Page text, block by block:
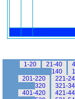
1-20 21-40
140
201-220
221-
320
321-
401-420
421-